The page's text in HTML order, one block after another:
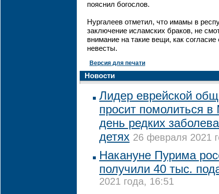
пояснил богослов.
Нургалеев отметил, что имамы в
заключение исламских браков, не
внимание на такие вещи, как
невесты.
Версия для печати
Новости
Лидер еврейской
просит помолиться
день редких
детях 26 февраля 2021
Накануне Пурима
получили 40 тыс.
2021 года, 16:51